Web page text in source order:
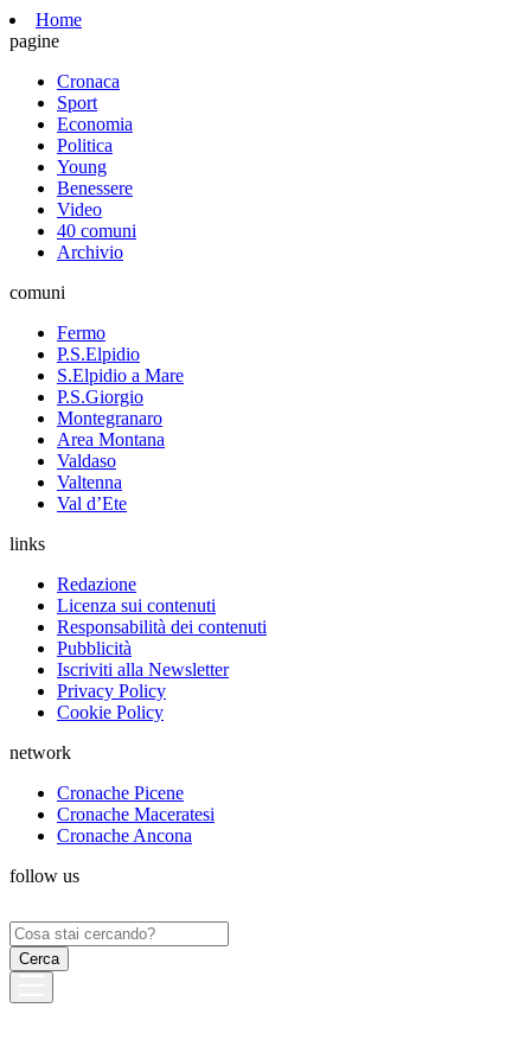
Home
pagine
Cronaca
Sport
Economia
Politica
Young
Benessere
Video
40 comuni
Archivio
comuni
Fermo
P.S.Elpidio
S.Elpidio a Mare
P.S.Giorgio
Montegranaro
Area Montana
Valdaso
Valtenna
Val d’Ete
links
Redazione
Licenza sui contenuti
Responsabilità dei contenuti
Pubblicità
Iscriviti alla Newsletter
Privacy Policy
Cookie Policy
network
Cronache Picene
Cronache Maceratesi
Cronache Ancona
follow us
Ricerca
per: